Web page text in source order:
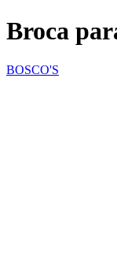
Broca
BOSCO'S